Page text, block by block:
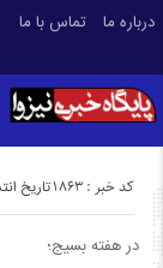
درباره ما تماس با ما
تاریخ انتشار : کد خبر : 1863
در هفته بسیج؛